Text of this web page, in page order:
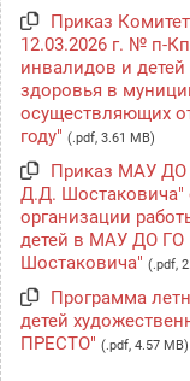
Приказ
12.03.2026 г. № п-
инвалидов и
здоровья в
осуществляющих
году" (.pdf, 3.61 MB)
Приказ МАУ ДО
Д.Д. Шостаковича"
организации
детей в МАУ ДО
Шостаковича" (.pdf,
Программа
детей
ПРЕСТО" (.pdf, 4.57 MB)